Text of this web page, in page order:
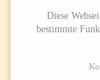
RHD-
Diese
bestimmte